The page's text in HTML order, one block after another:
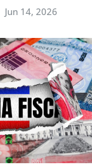
Jun 14, 2026